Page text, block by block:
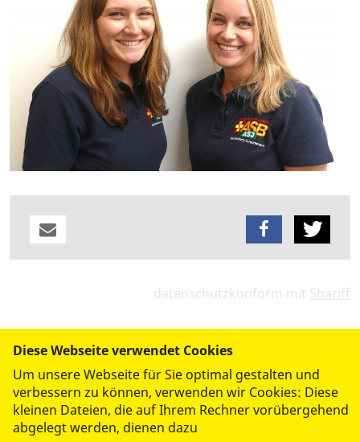
datenschutzkonform mit Shariff
ANGEBOTE
Diese Webseite verwendet Cookies
Um unsere Webseite für Sie optimal gestalten und
verbessern zu können, verwenden wir Cookies: Diese
kleinen Dateien, die auf Ihrem Rechner vorübergehend
abgelegt werden, dienen dazu